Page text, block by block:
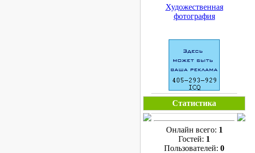
Художественная
фотография
Статистика
Онлайн всего: 1
Гостей: 1
Пользователей: 0